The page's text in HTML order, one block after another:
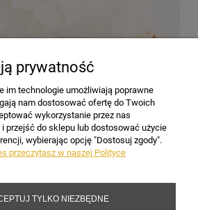
prywatność
im technologie umożliwiają poprawne
nam dostosować ofertę do Twoich
wykorzystanie przez nas
przejść do sklepu lub dostosować użycie
wybierając opcję "Dostosuj zgody".
przeczytasz w naszej Polityce
TYLKO NIEZBĘDNE